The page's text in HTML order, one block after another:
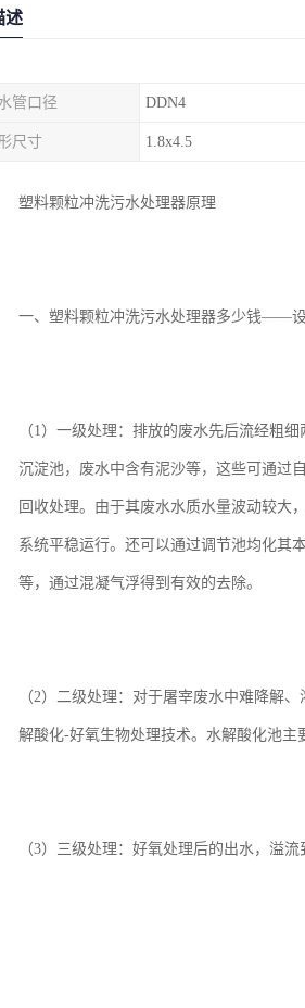
述
管口径 DDN4
尺寸 1.8x4.5
塑料颗粒冲洗污水处理器原理
一、塑料颗粒冲洗污水处理器多少钱——
（1）一级处理：排放的废水先后流经粗
沉淀池，废水中含有泥沙等，这些可通过
回收处理。由于其废水水质水量波动较大
系统平稳运行。还可以通过调节池均化其
等，通过混凝气浮得到有效的去除。
（2）二级处理：对于屠宰废水中难降解
解酸化-好氧生物处理技术。水解酸化池
（3）三级处理：好氧处理后的出水，溢